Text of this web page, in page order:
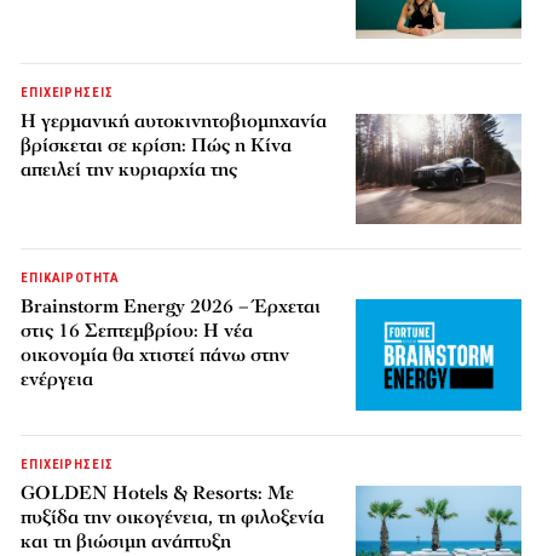
ΕΠΙΧΕΙΡΗΣΕΙΣ
Η γερμανική αυτοκινητοβιομηχανία
βρίσκεται σε κρίση: Πώς η Κίνα
απειλεί την κυριαρχία της
ΕΠΙΚΑΙΡΟΤΗΤΑ
Brainstorm Energy 2026 – Έρχεται
στις 16 Σεπτεμβρίου: Η νέα
οικονομία θα χτιστεί πάνω στην
ενέργεια
ΕΠΙΧΕΙΡΗΣΕΙΣ
GOLDEN Hotels & Resorts: Με
πυξίδα την οικογένεια, τη φιλοξενία
και τη βιώσιμη ανάπτυξη